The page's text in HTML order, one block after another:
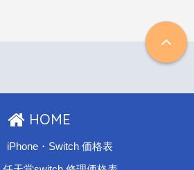
HOME
iPhone・Switch 価格表